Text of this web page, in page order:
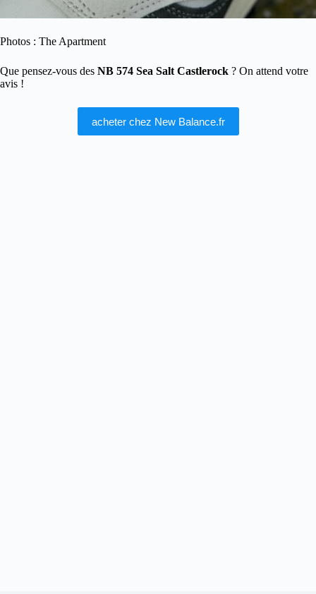
Photos : The Apartment
Que pensez-vous des NB 574 Sea Salt Castlerock ? On attend votre
avis !
acheter chez New Balance.fr